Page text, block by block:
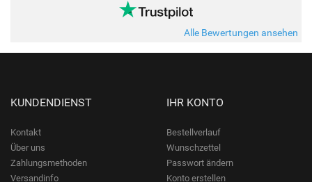
Alle Bewertungen ansehen
KUNDENDIENST
Kontakt
Über uns
Zahlungsmethoden
Versandinfo
IHR KONTO
Bestellverlauf
Wunschzettel
Passwort ändern
Konto erstellen